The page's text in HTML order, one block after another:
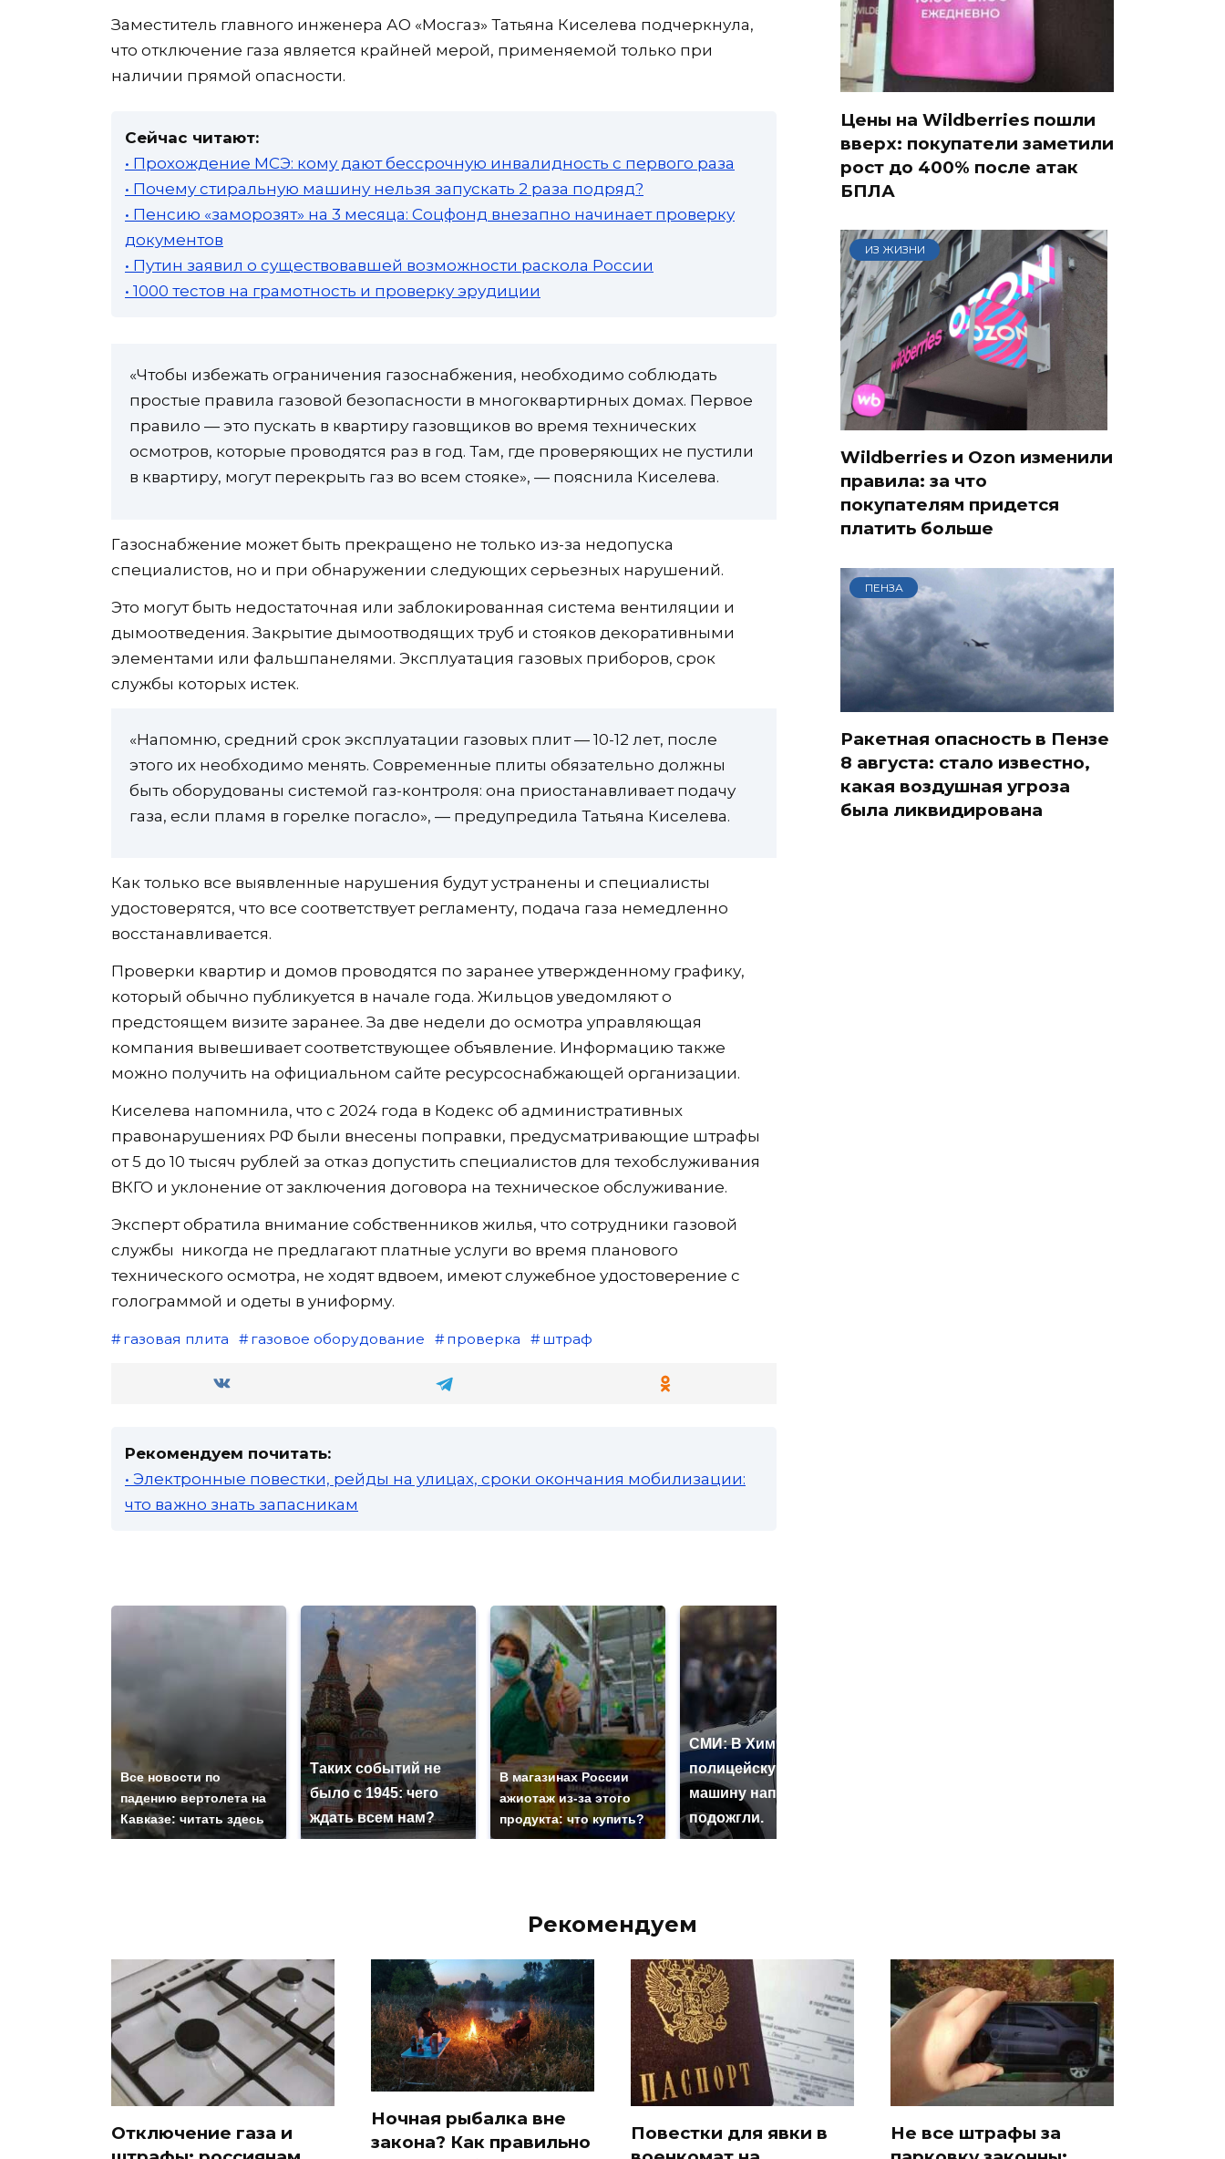
Заместитель главного инженера АО «Мосгаз» Татьяна Киселева подчеркнула,
что отключение газа является крайней мерой, применяемой только при
наличии прямой опасности.
Сейчас читают:
• Прохождение МСЭ: кому дают бессрочную инвалидность с первого раза
• Почему стиральную машину нельзя запускать 2 раза подряд?
• Пенсию «заморозят» на 3 месяца: Соцфонд внезапно начинает проверку
документов
• Путин заявил о существовавшей возможности раскола России
• 1000 тестов на грамотность и проверку эрудиции
«Чтобы избежать ограничения газоснабжения, необходимо соблюдать
простые правила газовой безопасности в многоквартирных домах. Первое
правило — это пускать в квартиру газовщиков во время технических
осмотров, которые проводятся раз в год. Там, где проверяющих не пустили
в квартиру, могут перекрыть газ во всем стояке», — пояснила Киселева.
Газоснабжение может быть прекращено не только из-за недопуска
специалистов, но и при обнаружении следующих серьезных нарушений.
Это могут быть недостаточная или заблокированная система вентиляции и
дымоотведения. Закрытие дымоотводящих труб и стояков декоративными
элементами или фальшпанелями. Эксплуатация газовых приборов, срок
службы которых истек.
«Напомню, средний срок эксплуатации газовых плит — 10-12 лет, после
этого их необходимо менять. Современные плиты обязательно должны
быть оборудованы системой газ-контроля: она приостанавливает подачу
газа, если пламя в горелке погасло», — предупредила Татьяна Киселева.
Как только все выявленные нарушения будут устранены и специалисты
удостоверятся, что все соответствует регламенту, подача газа немедленно
восстанавливается.
Проверки квартир и домов проводятся по заранее утвержденному графику,
который обычно публикуется в начале года. Жильцов уведомляют о
предстоящем визите заранее. За две недели до осмотра управляющая
компания вывешивает соответствующее объявление. Информацию также
можно получить на официальном сайте ресурсоснабжающей организации.
Киселева напомнила, что с 2024 года в Кодекс об административных
правонарушениях РФ были внесены поправки, предусматривающие штрафы
от 5 до 10 тысяч рублей за отказ допустить специалистов для техобслуживания
ВКГО и уклонение от заключения договора на техническое обслуживание.
Эксперт обратила внимание собственников жилья, что сотрудники газовой
службы никогда не предлагают платные услуги во время планового
технического осмотра, не ходят вдвоем, имеют служебное удостоверение с
голограммой и одеты в униформу.
газовая плита газовое оборудование проверка штраф
Рекомендуем почитать:
• Электронные повестки, рейды на улицах, сроки окончания мобилизации:
что важно знать запасникам
Все новости по
падению вертолета на
Кавказе: читать здесь
Таких событий не
было с 1945: чего
ждать всем нам?
В магазинах России
ажиотаж из-за этого
продукта: что купить?
СМИ: В Химках на
полицейскую
машину напали и
подожгли.
Цены на Wildberries пошли
вверх: покупатели заметили
рост до 400% после атак
БПЛА
ИЗ ЖИЗНИ
Wildberries и Ozon изменили
правила: за что
покупателям придется
платить больше
ПЕНЗА
Ракетная опасность в Пензе
8 августа: стало известно,
какая воздушная угроза
была ликвидирована
Рекомендуем
Отключение газа и
Ночная рыбалка вне
закона? Как правильно
Повестки для явки в
Не все штрафы за